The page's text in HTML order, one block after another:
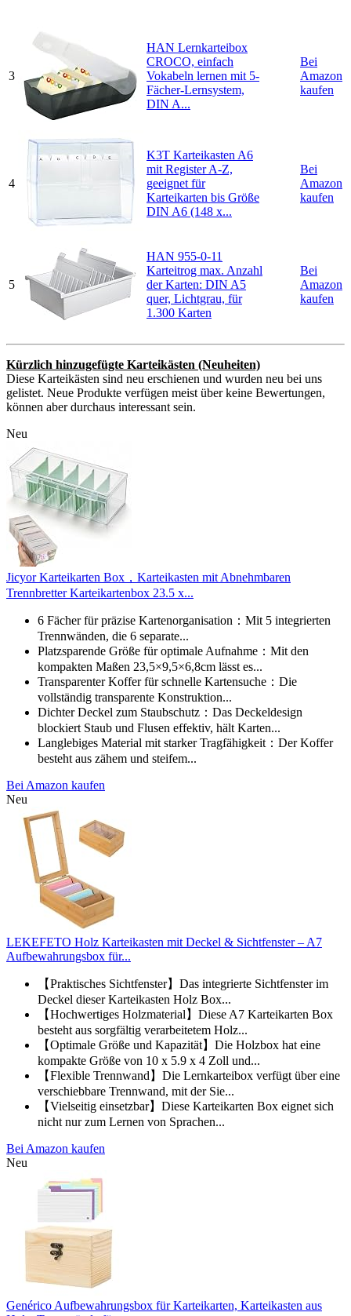
3
HAN Lernkarteibox
CROCO, einfach
Vokabeln lernen mit 5-
Fächer-Lernsystem,
DIN A...
Bei
Amazon
kaufen
4
K3T Karteikasten A6
mit Register A-Z,
geeignet für
Karteikarten bis Größe
DIN A6 (148 x...
Bei
Amazon
kaufen
5
HAN 955-0-11
Karteitrog max. Anzahl
der Karten: DIN A5
quer, Lichtgrau, für
1.300 Karten
Bei
Amazon
kaufen
Kürzlich hinzugefügte Karteikästen (Neuheiten)
Diese Karteikästen sind neu erschienen und wurden neu bei uns
gelistet. Neue Produkte verfügen meist über keine Bewertungen,
können aber durchaus interessant sein.
Neu
Jicyor Karteikarten Box，Karteikasten mit Abnehmbaren
Trennbretter Karteikartenbox 23.5 x...
6 Fächer für präzise Kartenorganisation：Mit 5 integrierten
Trennwänden, die 6 separate...
Platzsparende Größe für optimale Aufnahme：Mit den
kompakten Maßen 23,5×9,5×6,8cm lässt es...
Transparenter Koffer für schnelle Kartensuche：Die
vollständig transparente Konstruktion...
Dichter Deckel zum Staubschutz：Das Deckeldesign
blockiert Staub und Flusen effektiv, hält Karten...
Langlebiges Material mit starker Tragfähigkeit：Der Koffer
besteht aus zähem und steifem...
Bei Amazon kaufen
Neu
LEKEFETO Holz Karteikasten mit Deckel & Sichtfenster – A7
Aufbewahrungsbox für...
【Praktisches Sichtfenster】Das integrierte Sichtfenster im
Deckel dieser Karteikasten Holz Box...
【Hochwertiges Holzmaterial】Diese A7 Karteikarten Box
besteht aus sorgfältig verarbeitetem Holz...
【Optimale Größe und Kapazität】Die Holzbox hat eine
kompakte Größe von 10 x 5.9 x 4 Zoll und...
【Flexible Trennwand】Die Lernkarteibox verfügt über eine
verschiebbare Trennwand, mit der Sie...
【Vielseitig einsetzbar】Diese Karteikarten Box eignet sich
nicht nur zum Lernen von Sprachen...
Bei Amazon kaufen
Neu
Genérico Aufbewahrungsbox für Karteikarten, Karteikasten aus